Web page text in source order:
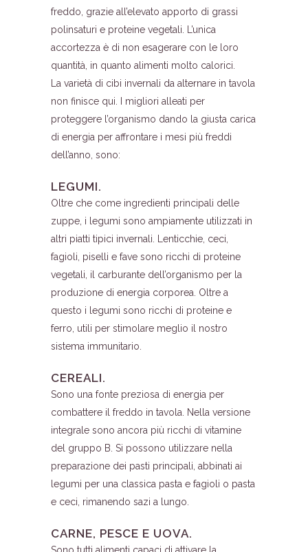
freddo, grazie all’elevato apporto di grassi
polinsaturi e proteine vegetali. L’unica
accortezza è di non esagerare con le loro
quantità, in quanto alimenti molto calorici.
La varietà di cibi invernali da alternare in tavola
non finisce qui. I migliori alleati per
proteggere l’organismo dando la giusta carica
di energia per affrontare i mesi più freddi
dell’anno, sono:
LEGUMI.
Oltre che come ingredienti principali delle
zuppe, i legumi sono ampiamente utilizzati in
altri piatti tipici invernali. Lenticchie, ceci,
fagioli, piselli e fave sono ricchi di proteine
vegetali, il carburante dell’organismo per la
produzione di energia corporea. Oltre a
questo i legumi sono ricchi di proteine e
ferro, utili per stimolare meglio il nostro
sistema immunitario.
CEREALI.
Sono una fonte preziosa di energia per
combattere il freddo in tavola. Nella versione
integrale sono ancora più ricchi di vitamine
del gruppo B. Si possono utilizzare nella
preparazione dei pasti principali, abbinati ai
legumi per una classica pasta e fagioli o pasta
e ceci, rimanendo sazi a lungo.
CARNE, PESCE E UOVA.
Sono tutti alimenti capaci di attivare la